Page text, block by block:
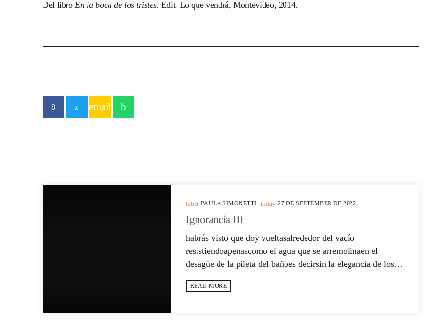
Del libroEn la boca de los tristes. Edit. Lo que vendrá, Montevideo, 2014.
email
label PAULA SIMONETTI today 27 DE SEPTEMBER DE 2022
Ignorancia III
habrás visto que doy vueltasalrededor del vacío
resistiendoapenascomo el agua que se arremolinaen el
desagüe de la pileta del bañoes decirsin la elegancia de los
nadadoressin la majestuosidad del marsin [...]
READ MORE